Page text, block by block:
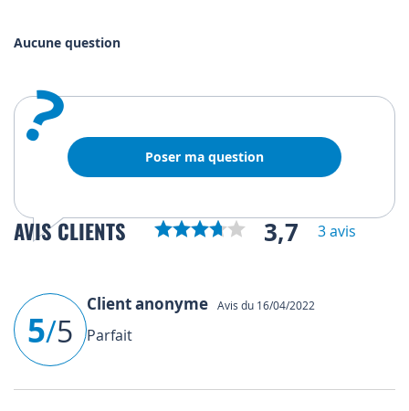
Aucune question
? Poser ma question
AVIS CLIENTS 3,7 3 avis
5/5
Client anonyme Avis du 16/04/2022
Parfait